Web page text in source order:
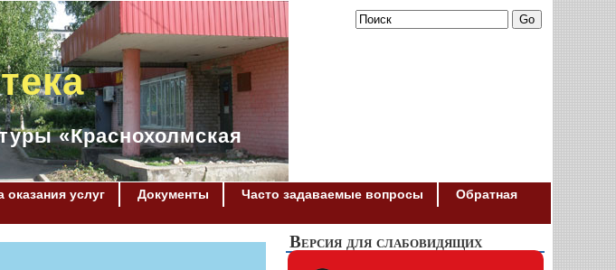
«Краснохолмская
оказания услуг Документы Часто задаваемые вопросы
Обратная
Версия для слабовидящих